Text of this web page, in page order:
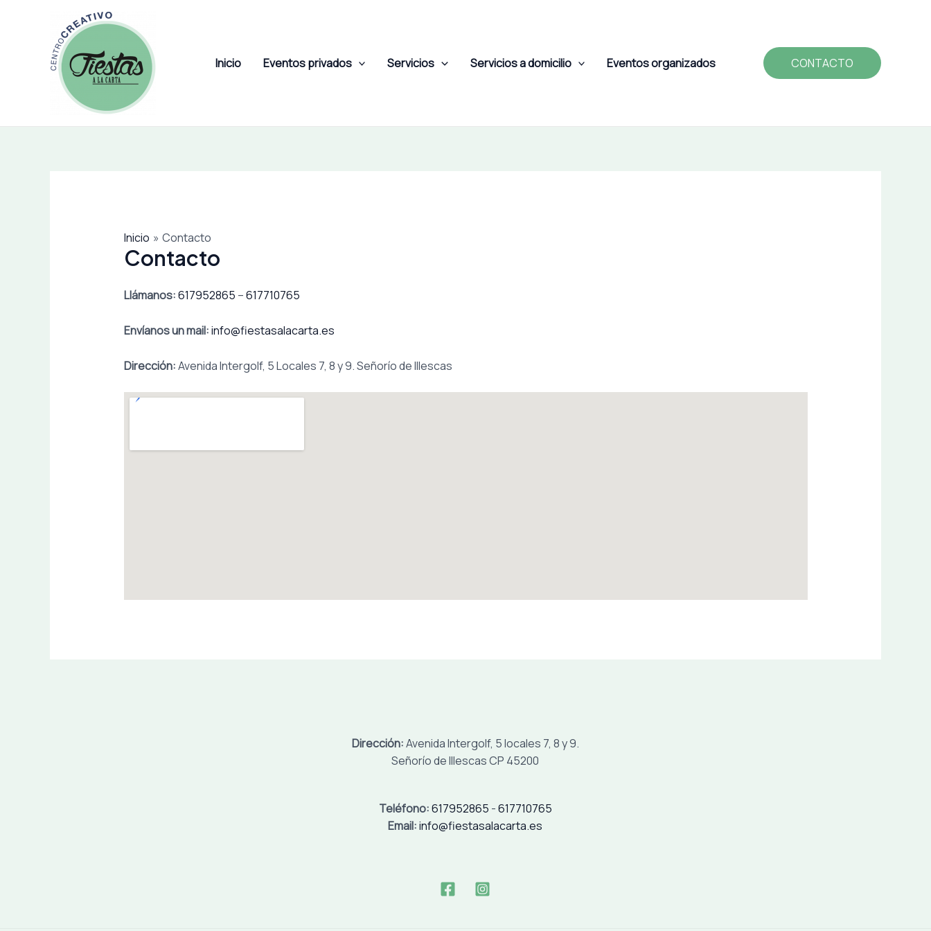
Inicio
Eventos privados Servicios Servicios a domicilio Eventos organizados CONTACTO
Inicio Contacto
Contacto
Llámanos:617952865 –617710765
Envíanos un mail:info@fiestasalacarta.es
Dirección:Avenida Intergolf, 5 Locales 7, 8 y 9. Señorío de Illescas
Dirección:Avenida Intergolf, 5 locales 7, 8 y 9.
Señorío de Illescas CP 45200
Teléfono:617952865 -617710765
Email: info@fiestasalacarta.es